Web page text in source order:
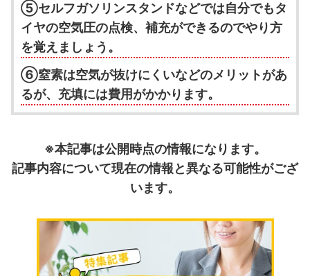
⑤セルフガソリンスタンドなどでは自分でもタ
イヤの空気圧の点検、補充ができるのでやり方
を覚えましょう。
⑥窒素は空気が抜けにくいなどのメリットがあ
るが、充填には費用がかかります。
※本記事は公開時点の情報になります。
記事内容について現在の情報と異なる可能性がござ
います。